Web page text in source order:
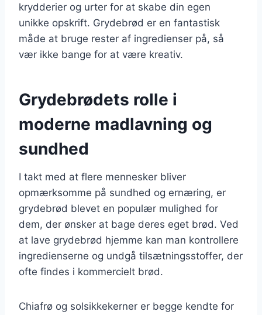
krydderier og urter for at skabe din egen
unikke opskrift. Grydebrød er en fantastisk
måde at bruge rester af ingredienser på, så
vær ikke bange for at være kreativ.
Grydebrødets rolle i
moderne madlavning og
sundhed
I takt med at flere mennesker bliver
opmærksomme på sundhed og ernæring, er
grydebrød blevet en populær mulighed for
dem, der ønsker at bage deres eget brød. Ved
at lave grydebrød hjemme kan man kontrollere
ingredienserne og undgå tilsætningsstoffer, der
ofte findes i kommercielt brød.
Chiafrø og solsikkekerner er begge kendte for